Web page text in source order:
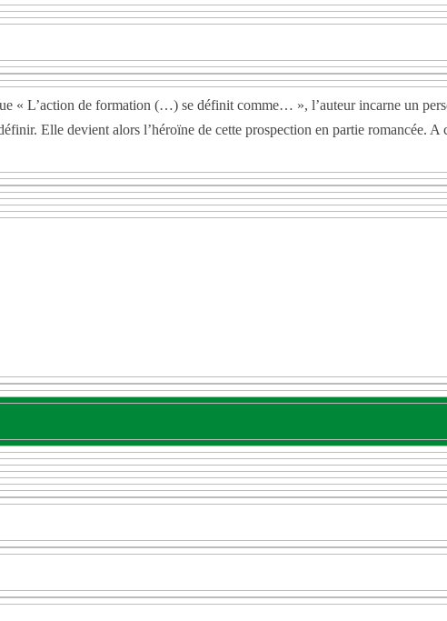
« L’action de formation (…) se définit comme… », l’auteur incarne un
Elle devient alors l’héroïne de cette prospection en partie romancée. A